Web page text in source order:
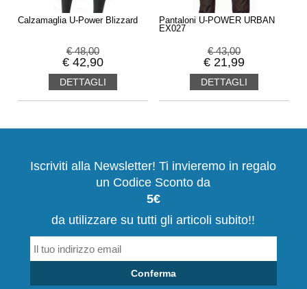
Calzamaglia U-Power Blizzard
€ 48,00
€ 42,90
DETTAGLI
Pantaloni U-POWER URBAN
EX027
€ 43,00
€ 21,99
DETTAGLI
Iscriviti alla Newsletter! Ti invieremo in regalo
un Codice Sconto da
5€
da utilizzare su tutti gli articoli subito!!
Conferma